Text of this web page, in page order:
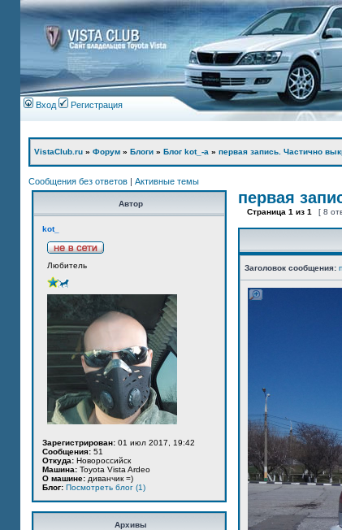
Вход Регистрация
VistaClub.ru » Форум » Блоги » Блог kot_-а » первая запись. Частично
Сообщения без ответов | Активные темы
Автор
kot_
Любитель
Зарегистрирован: 01 июл 2017, 19:42
Сообщения: 51
Откуда: Новороссийск
Машина: Toyota Vista Ardeo
О машине: диванчик =)
Блог: Посмотреть блог (1)
Архивы
первая
Страница 1 из 1 [ 8
Заголовок сообщения: